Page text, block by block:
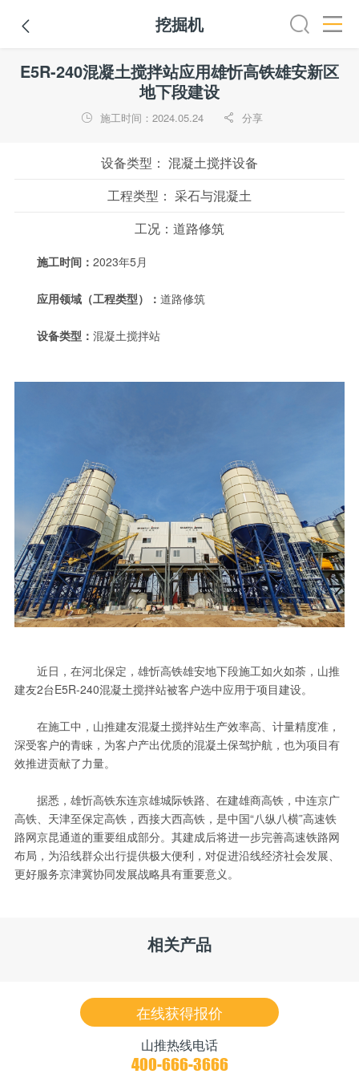
 挖掘机
平地机 装载机 挖掘机 铣刨机 摊铺机 冷再生机
E5R-240混凝土搅拌站应用雄忻高铁雄安新区
地下段建设
 施工时间：2024.05.24  分享
设备类型： 混凝土搅拌设备
工程类型： 采石与混凝土
工况： 道路修筑
施工时间： 2023年5月
应用领域（工程类型）： 道路修筑
设备类型： 混凝土搅拌站
近日，在河北保定，雄忻高铁雄安地下段施工如火如荼，山推
建友2台E5R-240混凝土搅拌站被客户选中应用于项目建设。
在施工中，山推建友混凝土搅拌站生产效率高、计量精度准，
深受客户的青睐，为客户产出优质的混凝土保驾护航，也为项目有
效推进贡献了力量。
据悉，雄忻高铁东连京雄城际铁路、在建雄商高铁，中连京广
高铁、天津至保定高铁，西接大西高铁，是中国“八纵八横”高速铁
路网京昆通道的重要组成部分。其建成后将进一步完善高速铁路网
布局，为沿线群众出行提供极大便利，对促进沿线经济社会发展、
更好服务京津冀协同发展战略具有重要意义。
相关产品
在线获得报价
山推热线电话
400-666-3666